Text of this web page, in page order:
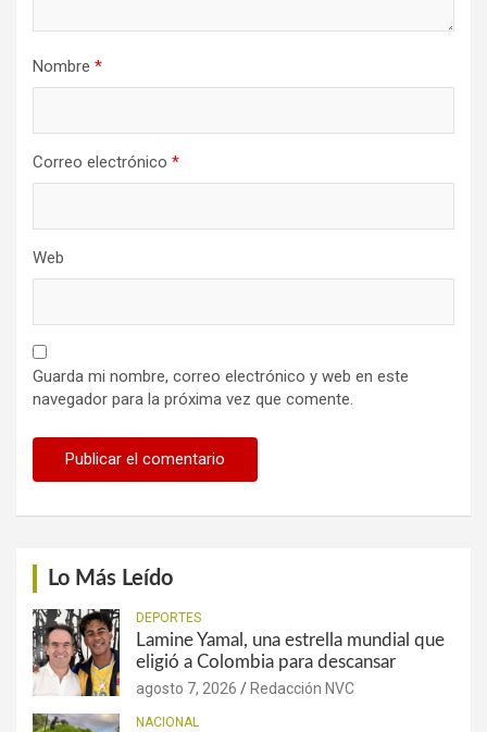
Nombre *
Correo electrónico *
Web
Guarda mi nombre, correo electrónico y web en este
navegador para la próxima vez que comente.
Lo Más Leído
DEPORTES
Lamine Yamal, una estrella mundial que
eligió a Colombia para descansar
agosto 7, 2026 Redacción NVC
NACIONAL